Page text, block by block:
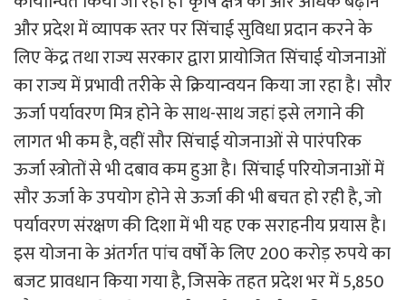
और प्रदेश में व्यापक स्तर पर सिंचाई सुविधा प्रदान करने के
लिए केंद्र तथा राज्य सरकार द्वारा प्रायोजित सिंचाई योजनाओं
का राज्य में प्रभावी तरीके से क्रियान्वयन किया जा रहा है। सौर
ऊर्जा पर्यावरण मित्र होने के साथ-साथ जहां इसे लगाने की
लागत भी कम है, वहीं सौर सिंचाई योजनाओं से पारंपरिक
ऊर्जा स्त्रोतों से भी दबाव कम हुआ है। सिंचाई परियोजनाओं में
सौर ऊर्जा के उपयोग होने से ऊर्जा की भी बचत हो रही है, जो
पर्यावरण संरक्षण की दिशा में भी यह एक सराहनीय प्रयास है।
इस योजना के अंतर्गत पांच वर्षों के लिए 200 करोड़ रुपये का
बजट प्रावधान किया गया है, जिसके तहत प्रदेश भर में 5,850